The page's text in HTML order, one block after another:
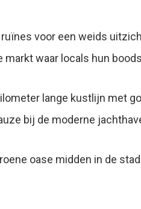
ruïnes voor een weids
markt waar locals hun
lange kustlijn met
bij de moderne
oase midden in de